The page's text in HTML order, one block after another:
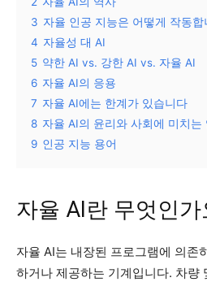
3 자율 인공 지능은 어떻게 작동합
4 자율성 대 AI
5 약한 AI vs. 강한 AI vs. 자율 AI
6 자율 AI의 응용
7 자율 AI에는 한계가 있습니다
8 자율 AI의 윤리와 사회에 미치는
9 인공 지능 용어
자율 AI란 무엇인가
자율 AI는 내장된 프로그램에 의존
하거나 제공하는 기계입니다. 차량